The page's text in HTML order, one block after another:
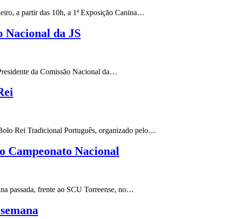
a partir das 10h, a 1ª Exposição Canina…
Nacional da JS
da Comissão Nacional da…
Rei Tradicional Português, organizado pelo…
Campeonato Nacional
passada, frente ao SCU Torreense, no…